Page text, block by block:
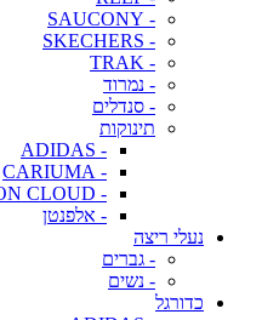
- SAUCONY
- SKECHERS
- TRAK
- נמרוד
- סנדלים
תינוקות
- ADIDAS
- CARIUMA
- ON CLOUD
- אלפנטן
נעלי ריצה
- גברים
- נשים
כדורגל